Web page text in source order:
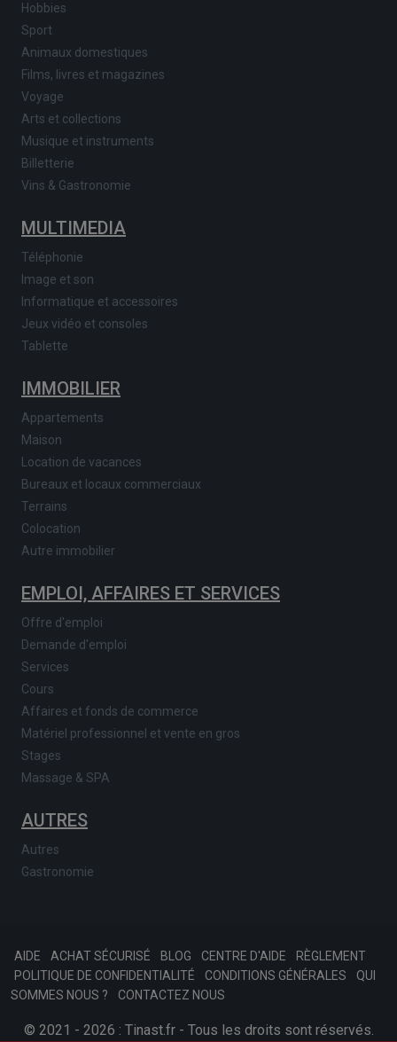
Hobbies
Sport
Animaux domestiques
Films, livres et magazines
Voyage
Arts et collections
Musique et instruments
Billetterie
Vins & Gastronomie
MULTIMEDIA
Téléphonie
Image et son
Informatique et accessoires
Jeux vidéo et consoles
Tablette
IMMOBILIER
Appartements
Maison
Location de vacances
Bureaux et locaux commerciaux
Terrains
Colocation
Autre immobilier
EMPLOI, AFFAIRES ET SERVICES
Offre d'emploi
Demande d'emploi
Services
Cours
Affaires et fonds de commerce
Matériel professionnel et vente en gros
Stages
Massage & SPA
AUTRES
Autres
Gastronomie
AIDE ACHAT SÉCURISÉ BLOG CENTRE D'AIDE
RÈGLEMENT
POLITIQUE DE CONFIDENTIALITÉ
CONDITIONS GÉNÉRALES
QUI
SOMMES NOUS ?
CONTACTEZ NOUS
© 2021 - 2026 : Tinast.fr - Tous les droits sont réservés.